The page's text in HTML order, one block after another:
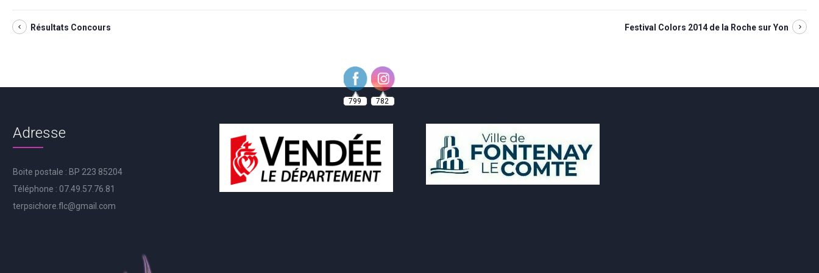
Résultats Concours Festival Colors 2014 de la Roche sur Yon
Adresse
Boite postale : BP 223 85204
Téléphone : 07.49.57.76.81
terpsichore.flc@gmail.com
799 782